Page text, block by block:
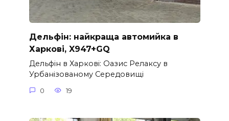
Дельфін: найкраща автомийка в
Харкові, X947+GQ
Дельфін в Харкові: Оазис Релаксу в
Урбанізованому Середовищі
0 19